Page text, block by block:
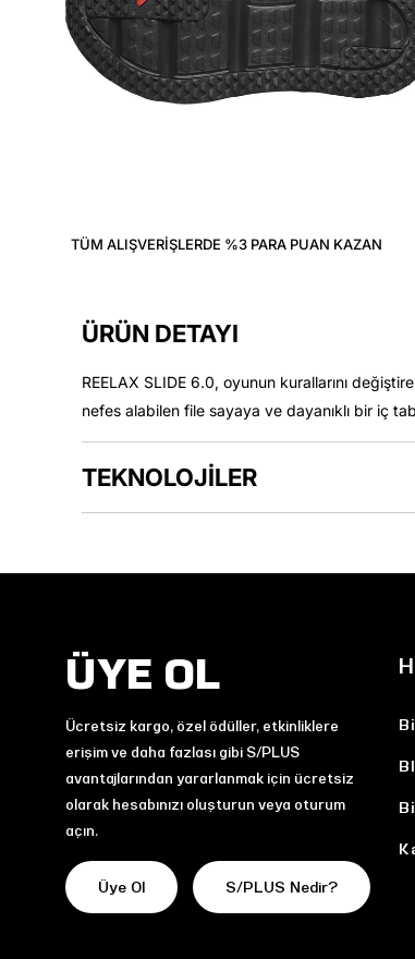
TÜM ALIŞVERIŞLERDE %3 PARA PUAN KAZAN
ÜRÜN DETAYI
REELAX SLIDE 6.0, oyunun kurallarını
nefes alabilen file sayaya ve dayanıklı bir iç
TEKNOLOJİLER
ÜYE OL
Ücretsiz kargo, özel ödüller, etkinliklere
erişim ve daha fazlası gibi S/PLUS
avantajlarından yararlanmak için ücretsiz
olarak hesabınızı oluşturun veya oturum
açın.
Üye Ol S/PLUS Nedir?